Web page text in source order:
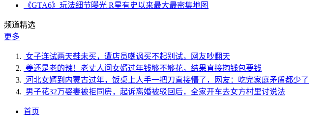
《GTA6》玩法细节曝光 R星有史以来最大最密集地图
频道精选
更多
女子连试两天鞋未买，遭店员嘲讽买不起别试，网友吵翻天
姜还是老的辣！老丈人问女婿过年钱够不够花，结果直接掏钱包要钱
河北女婿到内蒙古过年，饭桌上人手一把刀直接懵了，网友：吃完家庭矛盾都少了
男子花32万娶妻被拒同房，起诉离婚被驳回后，全家开车去女方村里讨说法
首页